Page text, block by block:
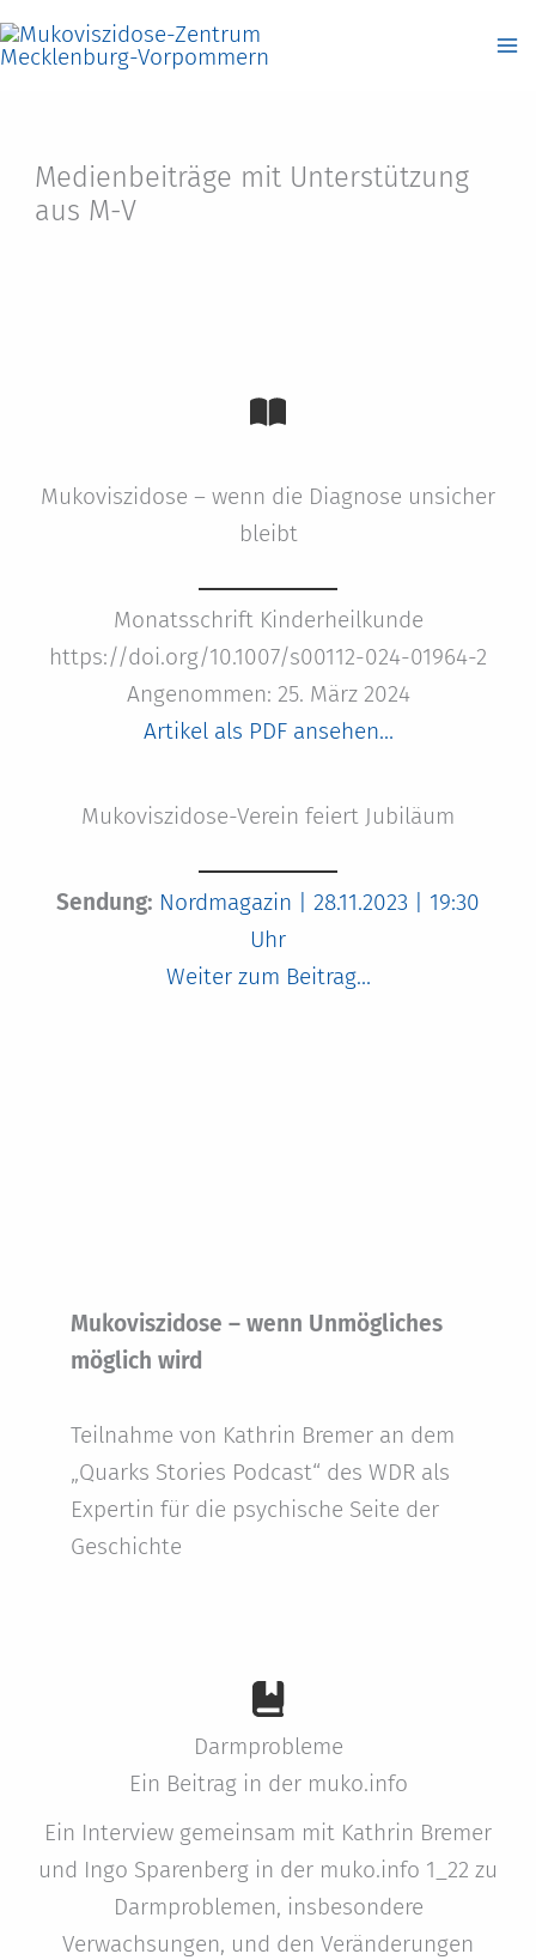
Zum
Inhalt
Medienbeiträge mit Unterstützung
aus M-V
Mukoviszidose – wenn die Diagnose unsicher
bleibt
Monatsschrift Kinderheilkunde
https://doi.org/10.1007/s00112-024-01964-2
Angenommen: 25. März 2024
Artikel als PDF ansehen…
Mukoviszidose-Verein feiert Jubiläum
Sendung: Nordmagazin | 28.11.2023 | 19:30
Uhr
Weiter zum Beitrag…
Mukoviszidose – wenn Unmögliches
möglich wird
Teilnahme von Kathrin Bremer an dem
„Quarks Stories Podcast“ des WDR als
Expertin für die psychische Seite der
Geschichte
Darmprobleme
Ein Beitrag in der muko.info
Ein Interview gemeinsam mit Kathrin Bremer
und Ingo Sparenberg in der muko.info 1_22 zu
Darmproblemen, insbesondere
Verwachsungen, und den Veränderungen